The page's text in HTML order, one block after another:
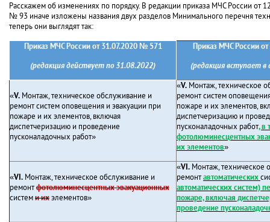
Расскажем об изменениях по порядку. В редакции приказа МЧС России от
№ 93 иначе изложены названия двух разделов Минимального перечня
теперь они выглядят так:
Приказ МЧС России от 31.07.2020 № 571
(редакция действует по 31.08.2022)
Приказ МЧС России
(редакция вступает в
«V. Монтаж, техническое обслуживание и
ремонт систем оповещения и эвакуации при
пожаре и их элементов, включая
диспетчеризацию и проведение
пусконаладочных работ»
«V. Монтаж, техническое
ремонт систем
пожаре и их элементов,
диспетчеризацию и
пусконаладочных работ, в
фотолюминесцентных
их элементов»
«VI. Монтаж, техническое обслуживание и
ремонтфотолюминесцентных эвакуационных
системи ихэлементов»
«VI. Монтаж, техническое
ремонтавтоматических
автоматических систем)
пожаре, включая
проведение